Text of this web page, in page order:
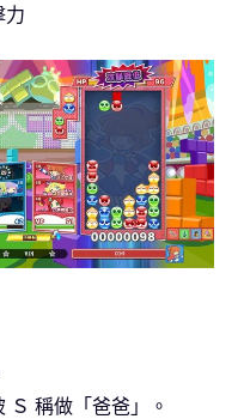
力
稱做「爸爸」。